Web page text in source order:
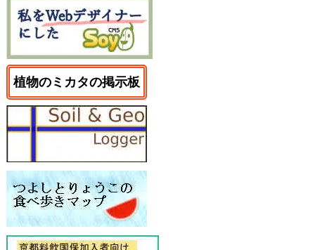
植物のミカタの掲示板